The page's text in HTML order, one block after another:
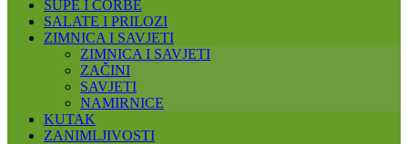
SUPE I ČORBE
SALATE I PRILOZI
ZIMNICA I SAVJETI
ZIMNICA I SAVJETI
ZAČINI
SAVJETI
NAMIRNICE
KUTAK
ZANIMLJIVOSTI